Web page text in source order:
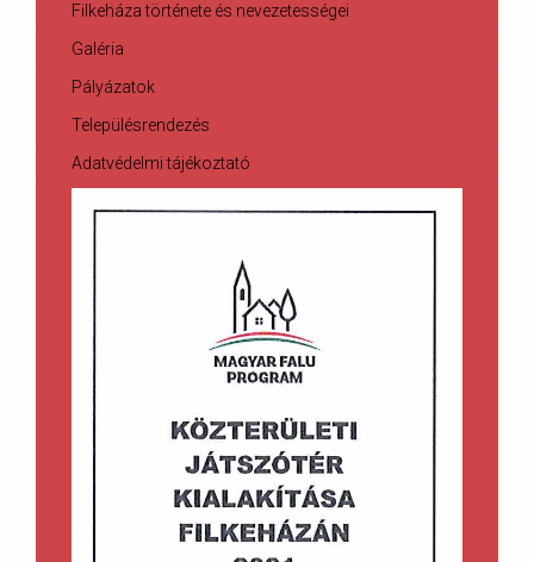
Filkeháza története és nevezetességei
Galéria
Pályázatok
Településrendezés
Adatvédelmi tájékoztató